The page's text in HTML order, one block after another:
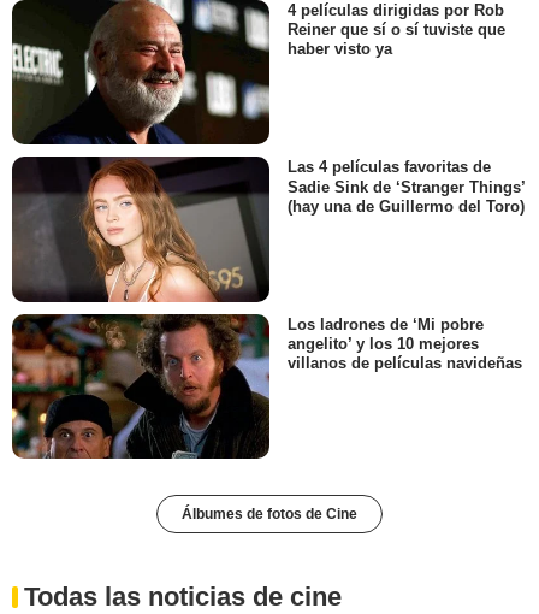
4 películas dirigidas por Rob
Reiner que sí o sí tuviste que
haber visto ya
Las 4 películas favoritas de
Sadie Sink de ‘Stranger Things’
(hay una de Guillermo del Toro)
Los ladrones de ‘Mi pobre
angelito’ y los 10 mejores
villanos de películas navideñas
Álbumes de fotos de Cine
Todas las noticias de cine